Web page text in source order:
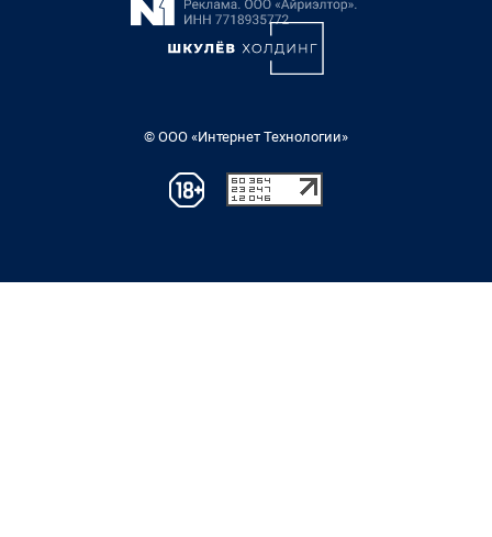
© ООО «Интернет Технологии»